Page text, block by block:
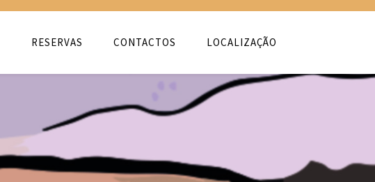
RESERVAS CONTACTOS LOCALIZAÇÃO